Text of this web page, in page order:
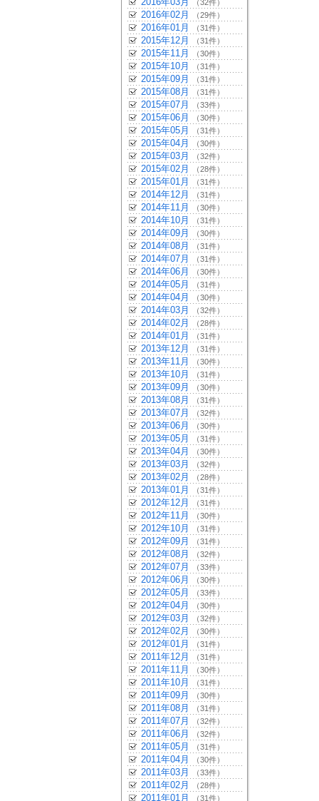
（32件）
2016年02月 （29件）
2016年01月 （31件）
2015年12月 （31件）
2015年11月 （30件）
2015年10月 （31件）
2015年09月 （31件）
2015年08月 （31件）
2015年07月 （33件）
2015年06月 （30件）
2015年05月 （31件）
2015年04月 （30件）
2015年03月 （32件）
2015年02月 （28件）
2015年01月 （31件）
2014年12月 （31件）
2014年11月 （30件）
2014年10月 （31件）
2014年09月 （30件）
2014年08月 （31件）
2014年07月 （31件）
2014年06月 （30件）
2014年05月 （31件）
2014年04月 （30件）
2014年03月 （32件）
2014年02月 （28件）
2014年01月 （31件）
2013年12月 （31件）
2013年11月 （30件）
2013年10月 （31件）
2013年09月 （30件）
2013年08月 （31件）
2013年07月 （32件）
2013年06月 （30件）
2013年05月 （31件）
2013年04月 （30件）
2013年03月 （32件）
2013年02月 （28件）
2013年01月 （31件）
2012年12月 （31件）
2012年11月 （30件）
2012年10月 （31件）
2012年09月 （31件）
2012年08月 （32件）
2012年07月 （33件）
2012年06月 （30件）
2012年05月 （33件）
2012年04月 （30件）
2012年03月 （32件）
2012年02月 （30件）
2012年01月 （31件）
2011年12月 （31件）
2011年11月 （30件）
2011年10月 （31件）
2011年09月 （30件）
2011年08月 （31件）
2011年07月 （32件）
2011年06月 （32件）
2011年05月 （31件）
2011年04月 （30件）
2011年03月 （33件）
2011年02月 （28件）
2011年01月 （31件）